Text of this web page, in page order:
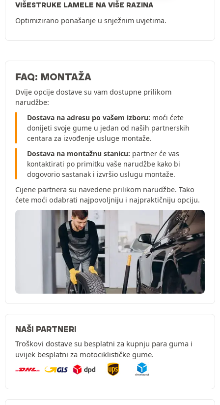
VIŠESTRUKE LAMELE NA VIŠE RAZINA
Optimizirano ponašanje u snježnim uvjetima.
FAQ: MONTAŽA
Dvije opcije dostave su vam dostupne prilikom
narudžbe:
Dostava na adresu po vašem izboru: moći ćete
donijeti svoje gume u jedan od naših partnerskih
centara za izvođenje usluge montaže.
Dostava na montažnu stanicu: partner će vas
kontaktirati po primitku vaše narudžbe kako bi
dogovorio sastanak i izvršio uslugu montaže.
Cijene partnera su navedene prilikom narudžbe. Tako
ćete moći odabrati najpovoljniju i najpraktičniju opciju.
NAŠI PARTNERI
Troškovi dostave su besplatni za kupnju para guma i
uvijek besplatni za motociklističke gume.